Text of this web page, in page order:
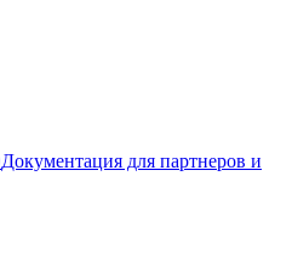
Документация для партнеров и